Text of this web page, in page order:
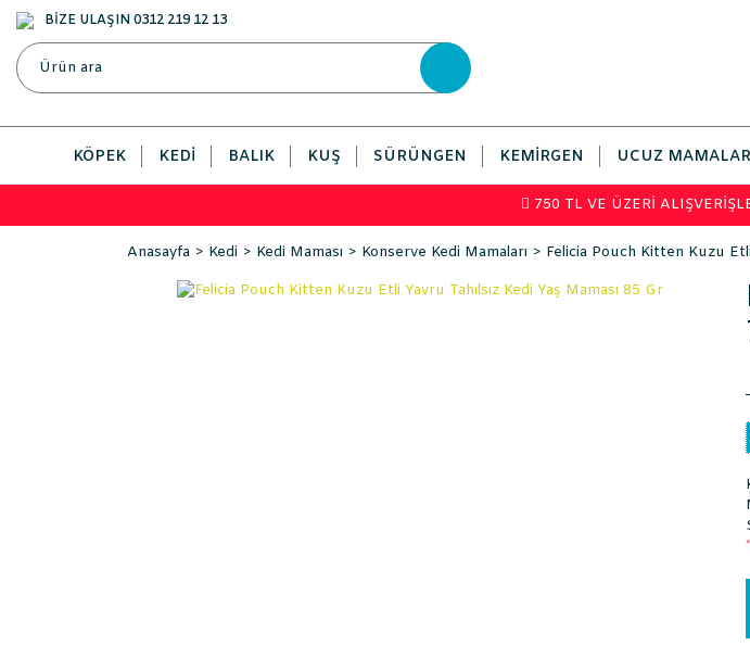
BİZE ULAŞIN 0312 219 12 13
KÖPEK KEDI BALIK KUŞ SÜRÜNGEN KEMIRGEN UCUZ MAMALAR
750 TL VE ÜZERİ
Anasayfa Kedi Kedi Maması Konserve Kedi Mamaları Felicia Pouch Kitten Kuzu Etli